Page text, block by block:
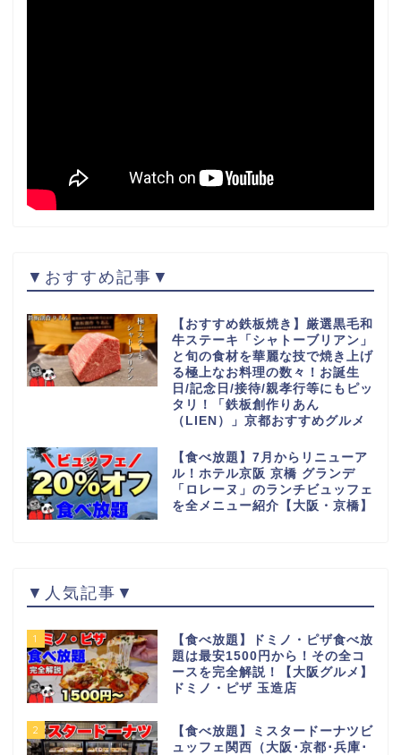
▼おすすめ記事▼
【おすすめ鉄板焼き】厳選黒毛和
牛ステーキ「シャトーブリアン」
と旬の食材を華麗な技で焼き上げ
る極上なお料理の数々！お誕生
日/記念日/接待/親孝行等にもピッ
タリ！「鉄板創作りあん
（LIEN）」京都おすすめグルメ
【食べ放題】7月からリニューア
ル！ホテル京阪 京橋 グランデ
「ロレーヌ」のランチビュッフェ
を全メニュー紹介【大阪・京橋】
▼人気記事▼
1
【食べ放題】ドミノ・ピザ食べ放
題は最安1500円から！その全コ
ースを完全解説！【大阪グルメ】
ドミノ・ピザ 玉造店
2
【食べ放題】ミスタードーナツビ
ュッフェ関西（大阪･京都･兵庫･